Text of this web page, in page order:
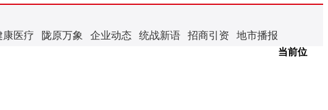
康医疗 陇原万象 企业动态 统战新语 招商引资 地市播报
当前位